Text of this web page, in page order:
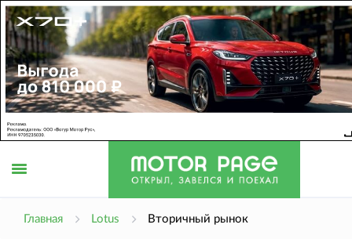
Главная Lotus Вторичный рынок